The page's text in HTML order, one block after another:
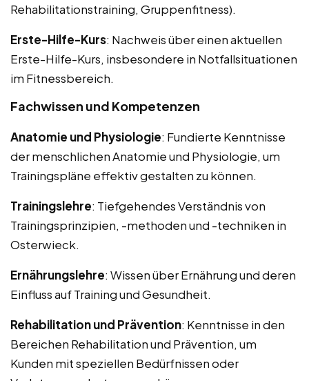
Rehabilitationstraining, Gruppenfitness).
Erste-Hilfe-Kurs: Nachweis über einen aktuellen
Erste-Hilfe-Kurs, insbesondere in Notfallsituationen
im Fitnessbereich.
Fachwissen und Kompetenzen
Anatomie und Physiologie: Fundierte Kenntnisse
der menschlichen Anatomie und Physiologie, um
Trainingspläne effektiv gestalten zu können.
Trainingslehre: Tiefgehendes Verständnis von
Trainingsprinzipien, -methoden und -techniken in
Osterwieck.
Ernährungslehre: Wissen über Ernährung und deren
Einfluss auf Training und Gesundheit.
Rehabilitation und Prävention: Kenntnisse in den
Bereichen Rehabilitation und Prävention, um
Kunden mit speziellen Bedürfnissen oder